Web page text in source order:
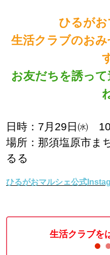
ひるが
生活クラブのお
お友だちを誘っ
日時：7月29日㈬
場所：那須塩原市ま
るる
ひるがおマルシェ公式
生活クラブを